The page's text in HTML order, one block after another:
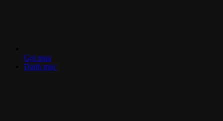
Gọi mua
Danh mục